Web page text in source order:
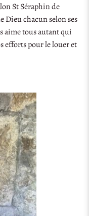
St Séraphin de
Dieu chacun selon ses
aime tous autant qui
efforts pour le louer et